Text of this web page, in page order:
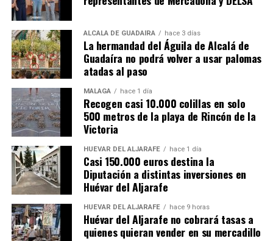
ALCALÁ DE GUADAÍRA hace 3 días
La hermandad del Águila de Alcalá de
Guadaíra no podrá volver a usar palomas
atadas al paso
MÁLAGA hace 1 día
Recogen casi 10.000 colillas en solo
500 metros de la playa de Rincón de la
Victoria
HUÉVAR DEL ALJARAFE hace 1 día
Casi 150.000 euros destina la
Diputación a distintas inversiones en
Huévar del Aljarafe
HUÉVAR DEL ALJARAFE hace 9 horas
Huévar del Aljarafe no cobrará tasas a
quienes quieran vender en su mercadillo